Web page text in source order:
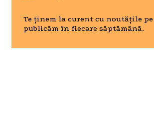
Te ținem la curent cu noutățile pe
publicăm în fiecare săptămână.